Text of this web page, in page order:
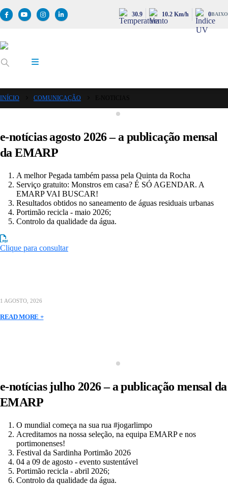
30.9 10.2 Km/h 0BAIXO
INÍCIO COMUNICAÇÃO
e-notícias agosto 2026 – a publicação mensal
da EMARP
A melhor Pegada também passa pela Quinta da Rocha
Serviço gratuito: Monstros em casa? É SÓ AGENDAR. A
EMARP VAI BUSCAR!
Resultados obtidos no saneamento de águas residuais urbanas
Portimão recicla - maio 2026;
Controlo da qualidade da água.
Clique para consultar
1 AGOSTO, 2026
READ MORE +
e-notícias julho 2026 – a publicação mensal da
EMARP
O mundial começa na sua rua #jogarlimpo
Acreditamos na nossa seleção, na equipa EMARP e nos
portimonenses!
Festival da Sardinha Portimão 2026
04 a 09 de agosto - evento sustentável
Portimão recicla - abril 2026;
Controlo da qualidade da água.